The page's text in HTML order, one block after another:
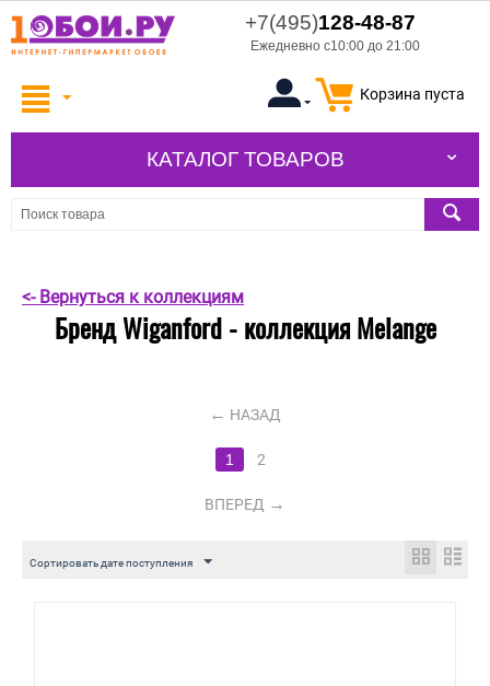
+7(495)128-48-87
Ежедневно с10:00 до 21:00
Корзина пуста
КАТАЛОГ ТОВАРОВ
<- Вернуться к коллекциям
Бренд Wiganford - коллекция Melange
НАЗАД
1 2
ВПЕРЕД
Сортировать дате поступления